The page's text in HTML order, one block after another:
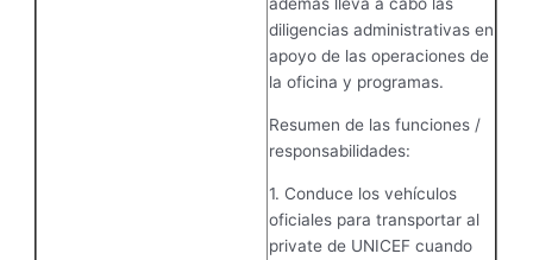
además lleva a cabo las
diligencias administrativas en
apoyo de las operaciones de
la oficina y programas.
Resumen de las funciones /
responsabilidades:
1. Conduce los vehículos
oficiales para transportar al
private de UNICEF cuando